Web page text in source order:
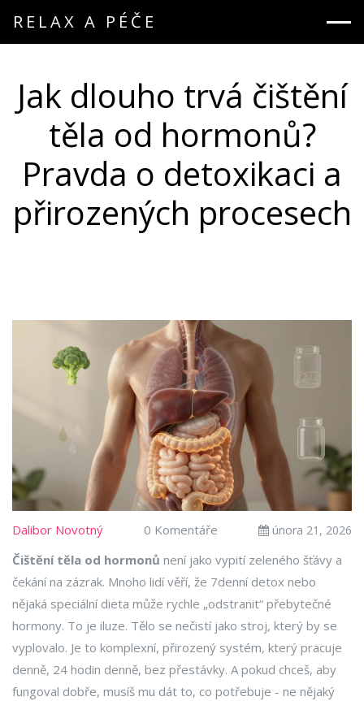
RELAX A PÉČE
Jak dlouho trvá čištění
těla od hormonů?
Pravda o detoxikaci a
přirozených procesech
Dalibor Novotný 0 Komentáře února 21, 2026
Čištění těla od hormonů není jako vypití zeleného šťávy a
čekání na zázrak. Mnoho lidí věří, že 7denní detox nebo
nějaká speciální dieta může rychle „odstranit“ přebytečné
hormony. To je iluze. Tělo se nečistí jako stroj, který by se
vyplovalo. Je to komplexní, přirozený systém, který pracuje
denně, 24 hodin denně, bez přestávky. A pokud chceš, aby
fungoval dobře, musíš mu dát to, co potřebuje - ne nějaký